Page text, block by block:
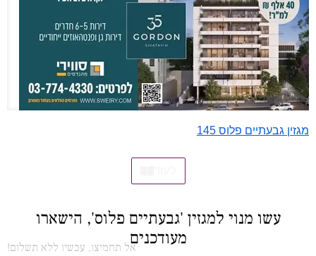
מגזין גבעתיים פלוס 145
עשו מנוי למגזין 'גבעתיים פלוס', הישארו
מעודכניםאל תחמיצו, עכשיו ללא תשלום!